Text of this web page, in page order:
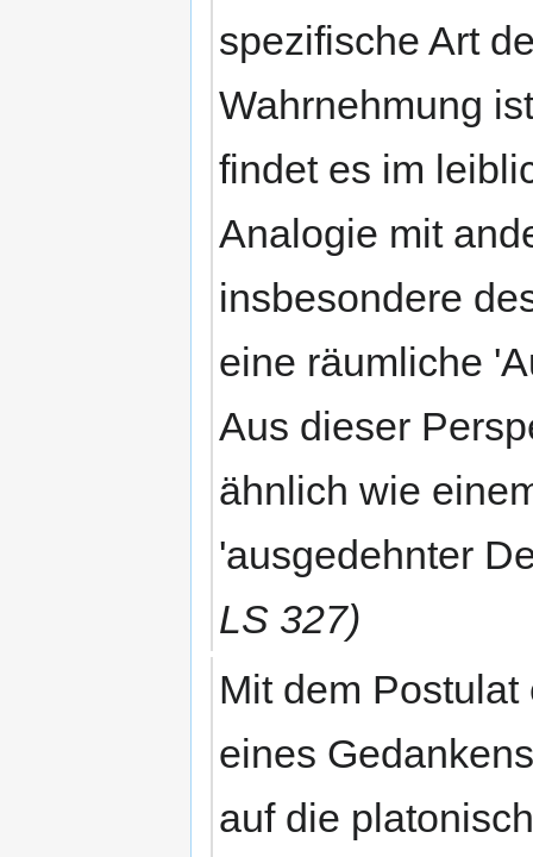
spezifische Art
Wahrnehmung
findet es im
Analogie mit
insbesondere
eine räumliche
Aus dieser
ähnlich wie
'ausgedehnter
LS 327)
Mit dem
eines
auf die